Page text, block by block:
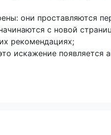
они проставляются
с новой
рекомендациях;
искажение появляется